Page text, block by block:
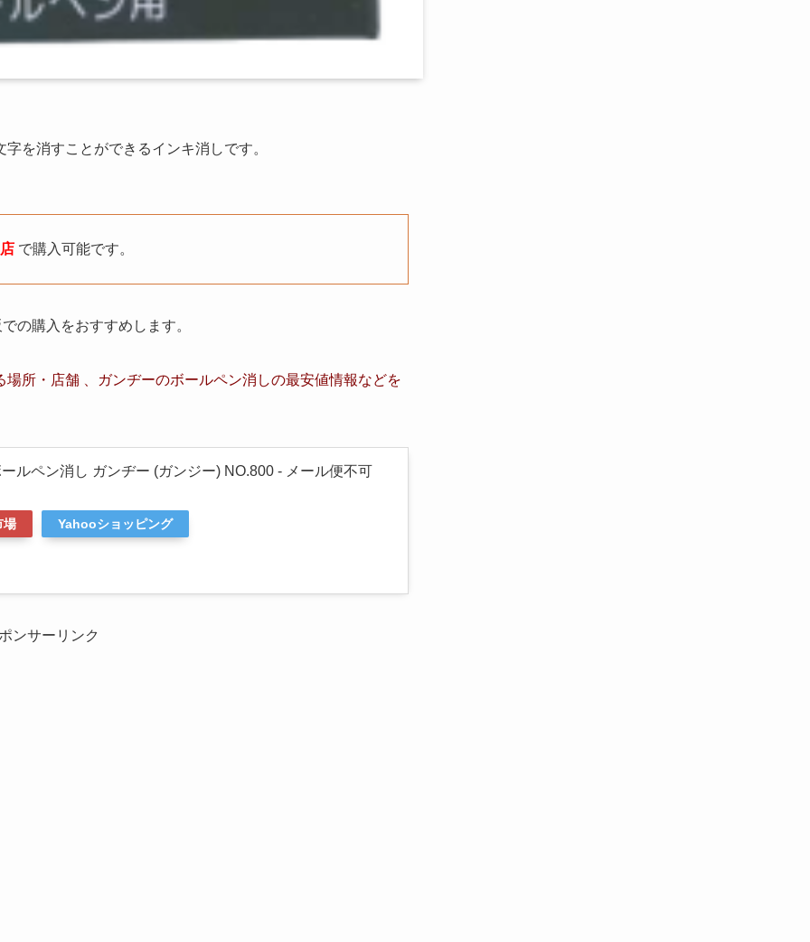
を消すことができるインキ消しです。
で購入可能です。
の購入をおすすめします。
場所・店舗 、ガンヂーのボールペン消しの最安値情報などを
ルペン消し ガンヂー (ガンジー) NO.800 - メール便不可
場 Yahooショッピング
ンサーリンク